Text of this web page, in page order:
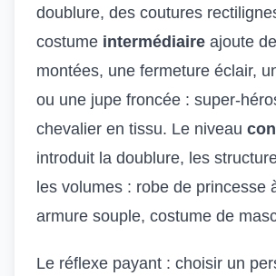
doublure, des coutures
costume intermédiaire ajoute
montées, une fermeture éclair,
ou une jupe froncée : super-
chevalier en tissu. Le niveau
introduit la doublure, les
les volumes : robe de princesse
armure souple, costume de
Le réflexe payant : choisir un